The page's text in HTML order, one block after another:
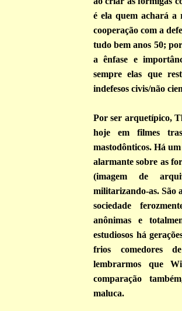
é ela quem achará a
cooperação com a
tudo bem anos 50;
a ênfase e
sempre elas que
indefesos civis/não
Por ser arquetípico,
hoje em filmes
mastodônticos. Há
alarmante sobre as
(imagem de
militarizando-as. São
sociedade
anônimas e
estudiosos há
frios comedores
lembrarmos que
comparação
maluca.